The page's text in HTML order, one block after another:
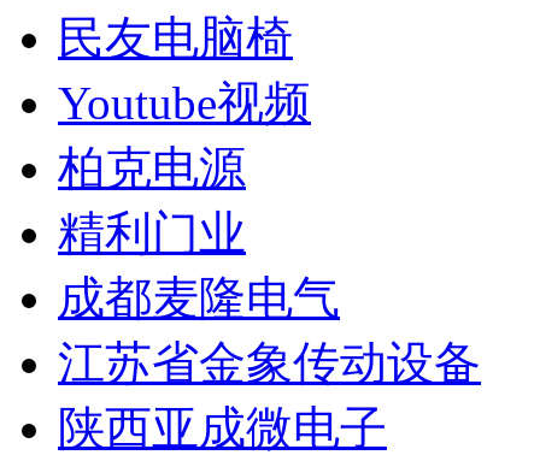
民友电脑椅
Youtube视频
柏克电源
精利门业
成都麦隆电气
江苏省金象传动设备
陕西亚成微电子